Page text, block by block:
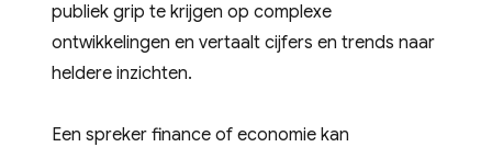
publiek grip te krijgen op complexe
ontwikkelingen en vertaalt cijfers en trends naar
heldere inzichten.
Een spreker finance of economie kan